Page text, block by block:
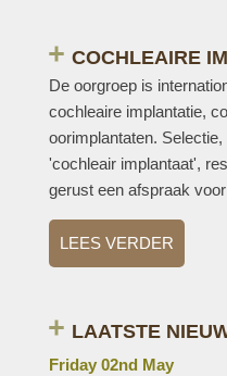
COCHLEAIRE
De oorgroep is
cochleaire implantatie,
oorimplantaten.
'cochleair implantaat',
gerust een afspraak
LEES VERDER
LAATSTE
Friday 02nd May